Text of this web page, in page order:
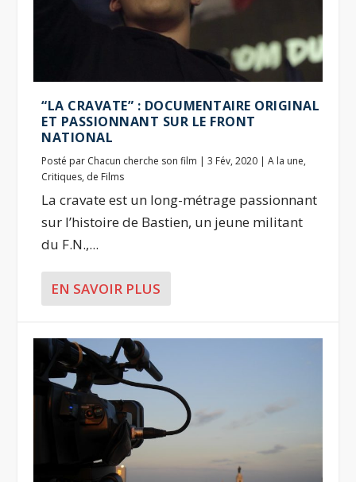
“LA CRAVATE” : DOCUMENTAIRE ORIGINAL
ET PASSIONNANT SUR LE FRONT
NATIONAL
Posté par Chacun cherche son film |3 Fév, 2020 |A la une,
Critiques, de Films
La cravate est un long-métrage passionnant
sur l’histoire de Bastien, un jeune militant
du F.N.,...
EN SAVOIR PLUS